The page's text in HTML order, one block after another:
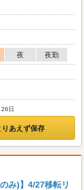
夜
夜勤
日
りあえず保存
み)】4/27移転リ